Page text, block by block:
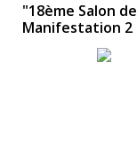
"18ème Salon
Manifestation 2